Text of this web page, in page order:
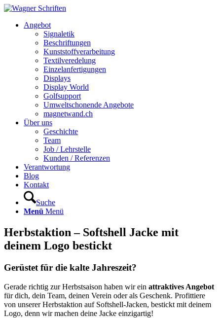
Hauptnavigation
Angebot
Signaletik
Beschriftungen
Kunststoffverarbeitung
Textilveredelung
Einzelanfertigungen
Displays
Display World
Golfsupport
Umweltschonende Angebote
magnetwand.ch
Über uns
Geschichte
Team
Job / Lehrstelle
Kunden / Referenzen
Verantwortung
Blog
Kontakt
Suche
Menü Menü
Herbstaktion – Softshell Jacke mit
deinem Logo bestickt
Gerüstet für die kalte Jahreszeit?
Gerade richtig zur Herbstsaison haben wir ein attraktives Angebot
für dich, dein Team, deinen Verein oder als Geschenk. Profittiere
von unserer Herbstaktion auf Softshell-Jacken, bestickt mit deinem
Logo, denn wir machen deine Jacke einzigartig!